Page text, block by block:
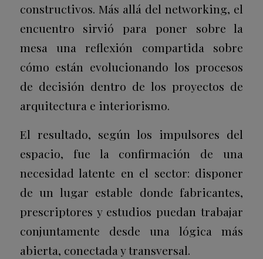
constructivos. Más allá del networking, el
encuentro sirvió para poner sobre la
mesa una reflexión compartida sobre
cómo están evolucionando los procesos
de decisión dentro de los proyectos de
arquitectura e interiorismo.
El resultado, según los impulsores del
espacio, fue la confirmación de una
necesidad latente en el sector: disponer
de un lugar estable donde fabricantes,
prescriptores y estudios puedan trabajar
conjuntamente desde una lógica más
abierta, conectada y transversal.